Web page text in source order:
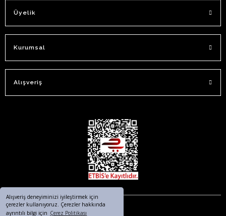
Alışveriş deneyiminizi iyileştirmek için
çerezler kullanıyoruz. Çerezler hakkında
ayrıntılı bilgi için Çerez Politikası
Üyelik
Kurumsal
Alışveriş